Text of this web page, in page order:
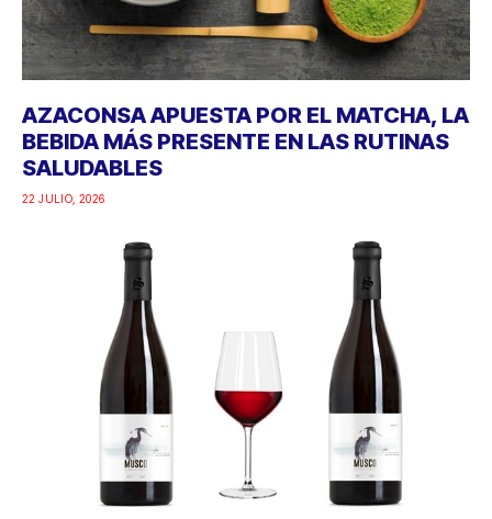
AZACONSA APUESTA POR EL MATCHA, LA
BEBIDA MÁS PRESENTE EN LAS RUTINAS
SALUDABLES
22 JULIO, 2026